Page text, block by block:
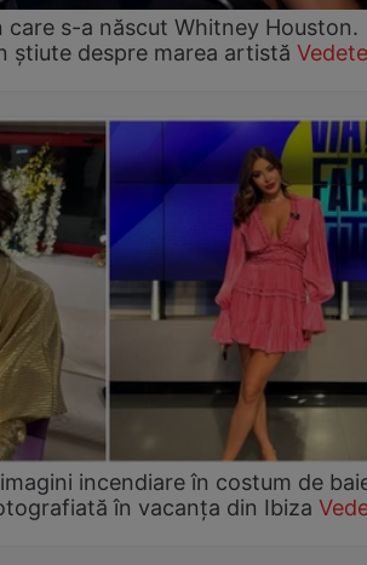
care s-a născut Whitney Houston.
știute despre marea artistă Vedete
incendiare în costum de
în vacanța din Ibiza